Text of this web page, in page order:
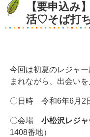
【要申込み
活♡そば打
今回は初夏のレジャ
まれながら、出会い
〇日時 令和6年6月2
〇会場 小松沢レジャ
1408番地）